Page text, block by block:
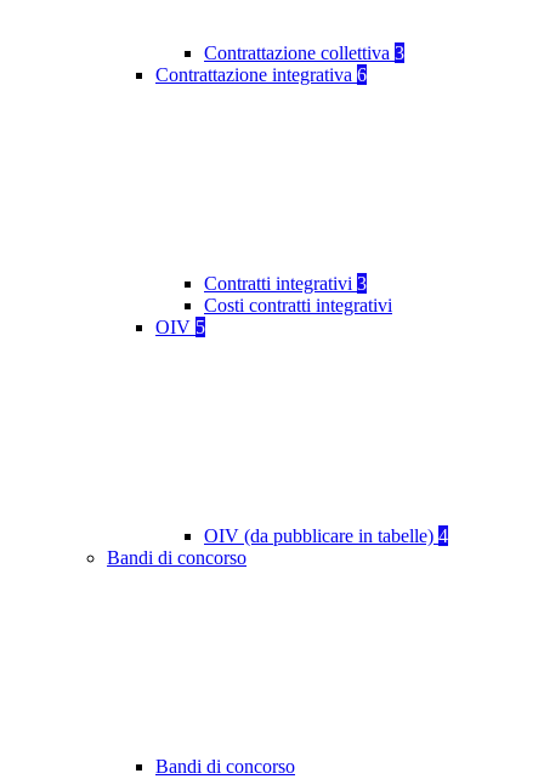
Contrattazione collettiva 3
Contrattazione integrativa 6
Contratti integrativi 3
Costi contratti integrativi
OIV 5
OIV (da pubblicare in tabelle) 4
Bandi di concorso
Bandi di concorso